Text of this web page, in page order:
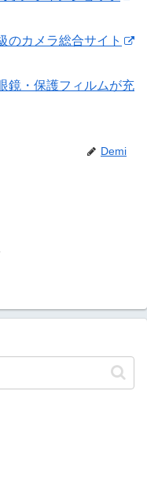
のカメラ総合サイト
鏡・保護フィルムが充
Demi